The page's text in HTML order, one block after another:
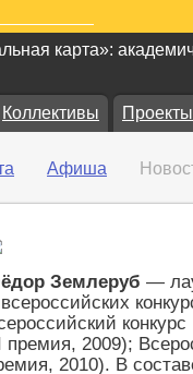
карта»:
Коллективы Проекты
Афиша
Землеруб —
премия, 2009);
2010). В